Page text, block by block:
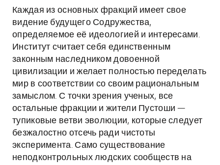
Каждая из основных фракций имеет свое
видение будущего Содружества,
определяемое её идеологией и интересами.
Институт считает себя единственным
законным наследником довоенной
цивилизации и желает полностью переделать
мир в соответствии со своим рациональным
замыслом. С точки зрения ученых, все
остальные фракции и жители Пустоши —
тупиковые ветви эволюции, которые следует
безжалостно отсечь ради чистоты
эксперимента. Само существование
неподконтрольных людских сообществ на